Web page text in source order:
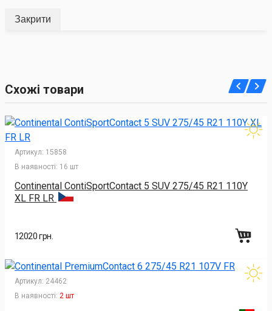
Закрити
Схожі товари
Артикул: 15858
В наявності: 16 шт
Continental ContiSportContact 5 SUV 275/45 R21 110Y
XL FR LR
12020 грн.
Артикул: 24462
В наявності: 2 шт